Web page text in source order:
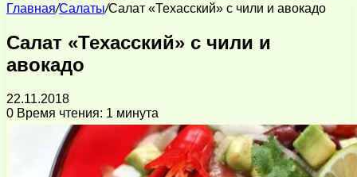
Главная/Салаты/Салат «Техасский» с чили и авокадо
Салат «Техасский» с чили и
авокадо
22.11.2018
0 Время чтения: 1 минута